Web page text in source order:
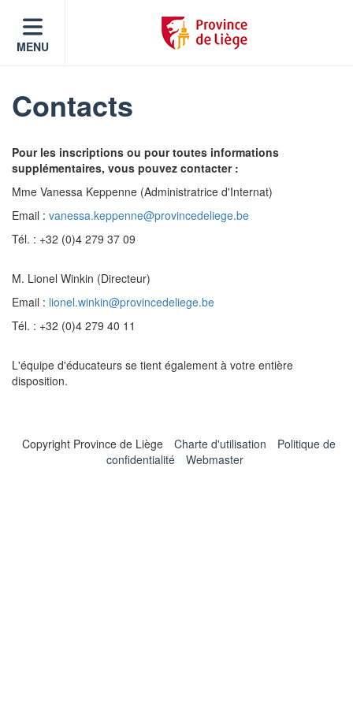
MENU
Contacts
Pour les inscriptions ou pour toutes informations
supplémentaires, vous pouvez contacter :
Mme Vanessa Keppenne (Administratrice d'Internat)
Email : vanessa.keppenne@provincedeliege.be
Tél. : +32 (0)4 279 37 09
M. Lionel Winkin (Directeur)
Email : lionel.winkin@provincedeliege.be
Tél. : +32 (0)4 279 40 11
L'équipe d'éducateurs se tient également à votre entière
disposition.
Copyright Province de Liège Charte d'utilisation
Politique de
confidentialité
Webmaster